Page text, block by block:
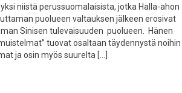
niistä perussuomalaisista, jotka Halla-ahon
puolueen valtauksen jälkeen erosivat
Sinisen tulevaisuuden puolueen. Hänen
tuovat osaltaan täydennystä noihin
ja osin myös suurelta […]